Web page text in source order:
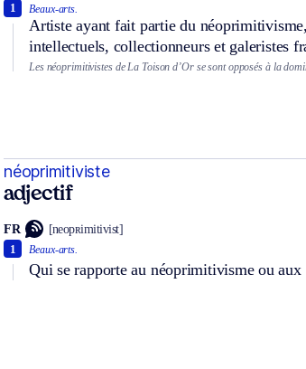
Beaux-arts.
Artiste ayant fait partie du
intellectuels, collectionneurs et galeristes
1
Les néoprimitivistes de La Toison d’Or se sont opposés à la
néoprimitiviste
adjectif
FR [neopʀimitivist]
Beaux-arts.
Qui se rapporte au néoprimitivisme ou
1